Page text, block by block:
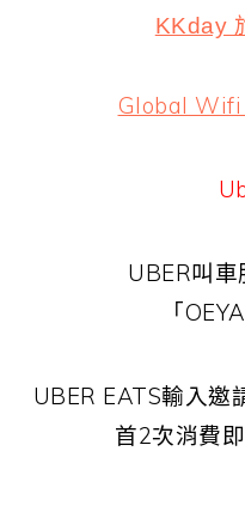
KKday
Global Wifi
UBER叫
「
UBER EATS輸入邀
首2次消費